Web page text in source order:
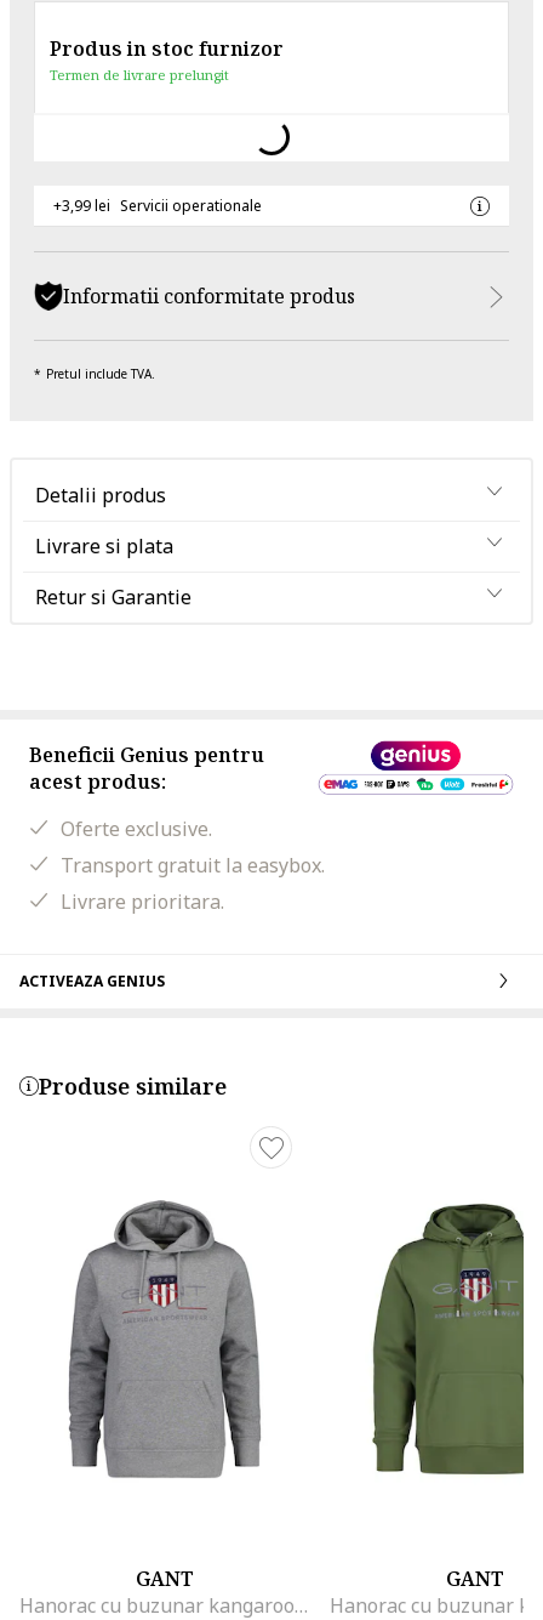
Produs in stoc furnizor
Termen de livrare prelungit
+3,99 lei Servicii operationale
Informatii conformitate produs
Pretul include TVA.
Detalii produs
Livrare si plata
Retur si Garantie
Beneficii Genius pentru
acest produs:
Oferte exclusive.
Transport gratuit la easybox.
Livrare prioritara.
ACTIVEAZA GENIUS
Produse similare
GANT
Hanorac cu buzunar kangaroo Archive Shield, Gri
GANT